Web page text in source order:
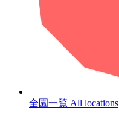
全園一覧 All locations